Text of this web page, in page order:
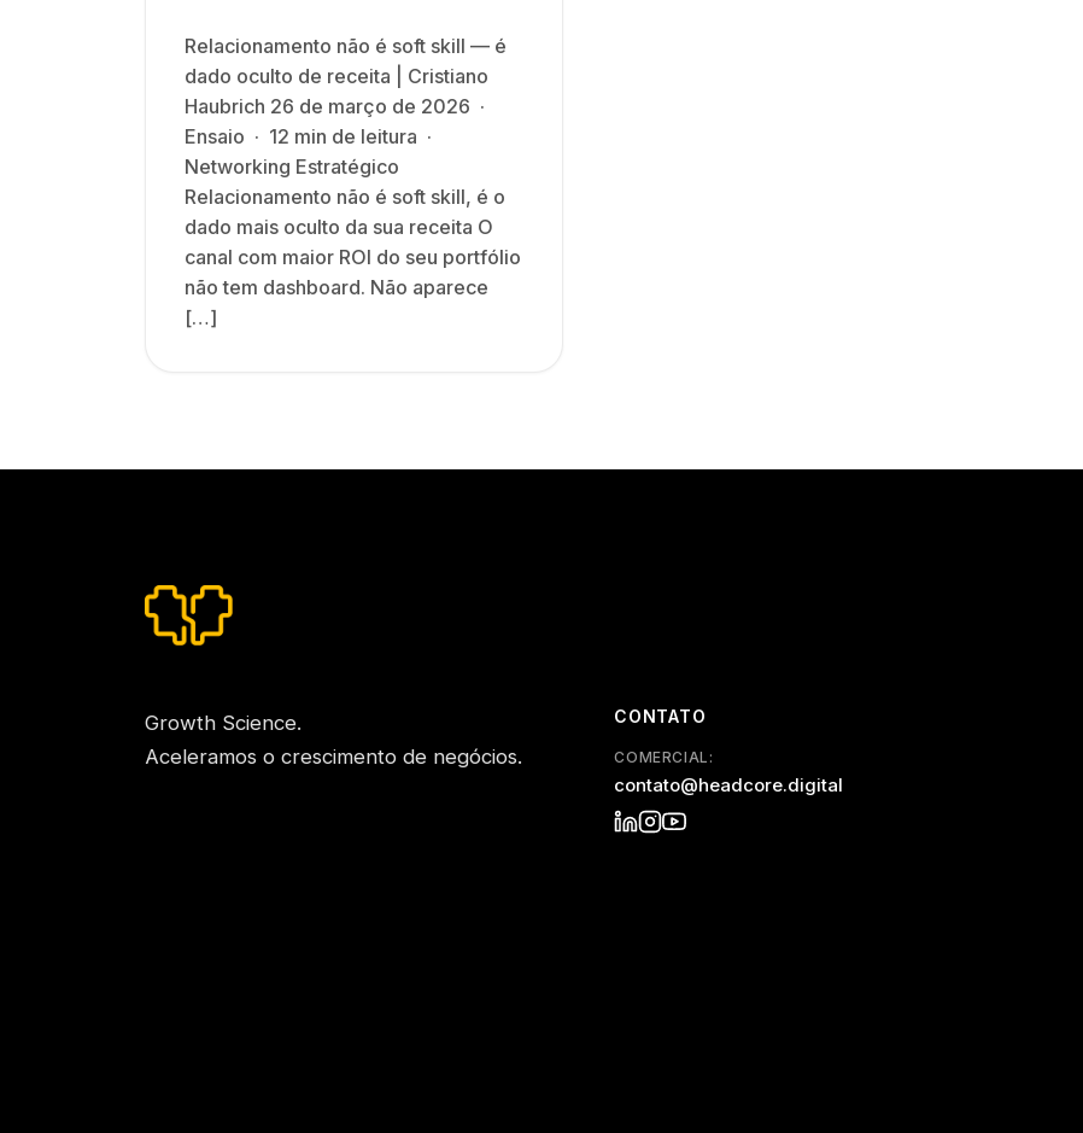
Relacionamento não é soft skill — é
dado oculto de receita | Cristiano
Haubrich 26 de março de 2026 ·
Ensaio · 12 min de leitura ·
Networking Estratégico
Relacionamento não é soft skill, é o
dado mais oculto da sua receita O
canal com maior ROI do seu portfólio
não tem dashboard. Não aparece
[…]
Growth Science.
Aceleramos o crescimento de negócios.
CONTATO
COMERCIAL:
contato@headcore.digital